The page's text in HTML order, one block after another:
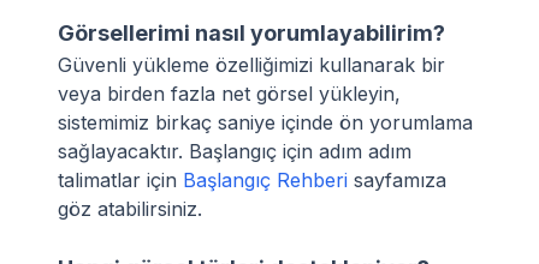
Görsellerimi nasıl yorumlayabilirim?
Güvenli yükleme özelliğimizi kullanarak bir
veya birden fazla net görsel yükleyin,
sistemimiz birkaç saniye içinde ön yorumlama
sağlayacaktır. Başlangıç için adım adım
talimatlar için Başlangıç Rehberi sayfamıza
göz atabilirsiniz.